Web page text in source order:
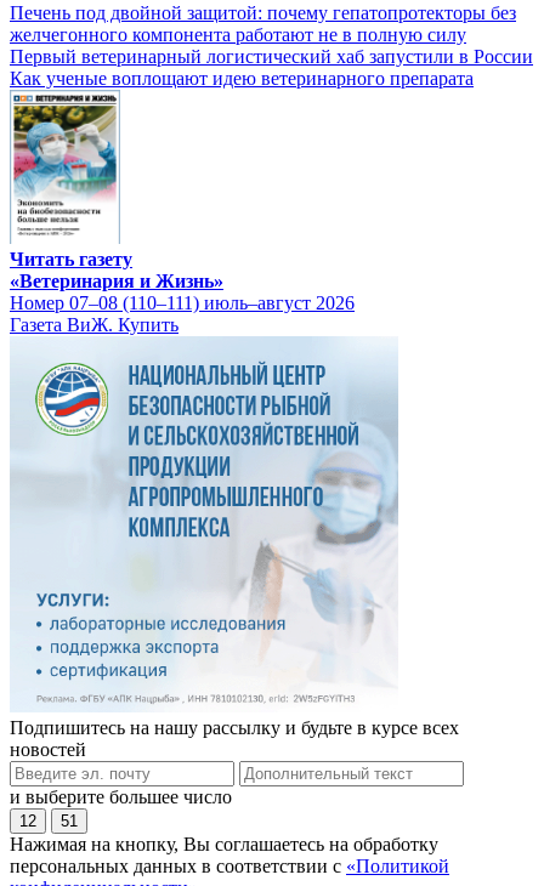
Печень под двойной защитой: почему гепатопротекторы без
желчегонного компонента работают не в полную силу
Первый ветеринарный логистический хаб запустили в России
Как ученые воплощают идею ветеринарного препарата
Читать газету
«Ветеринария и Жизнь»
Номер 07–08 (110–111) июль–август 2026
Газета ВиЖ. Купить
Подпишитесь на нашу рассылку и будьте в курсе всех
новостей
и выберите большее число
12 51
Нажимая на кнопку, Вы соглашаетесь на обработку
персональных данных в соответствии с «Политикой